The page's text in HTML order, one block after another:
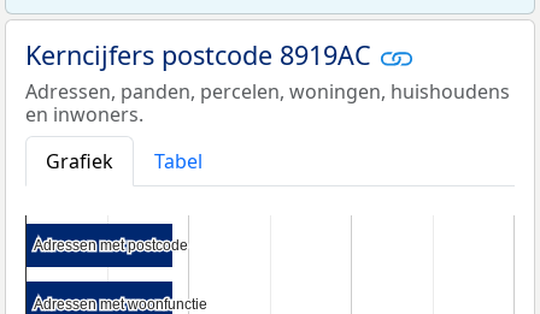
Kerncijfers postcode 8919AC
Adressen, panden, percelen, woningen, huishoudens
en inwoners.
Grafiek
Tabel
Adressen met postcode
Adressen met postcode
Adressen met woonfunctie
Adressen met woonfunctie